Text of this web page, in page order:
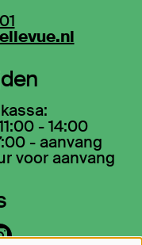
- 14:00
- aanvang
voor aanvang